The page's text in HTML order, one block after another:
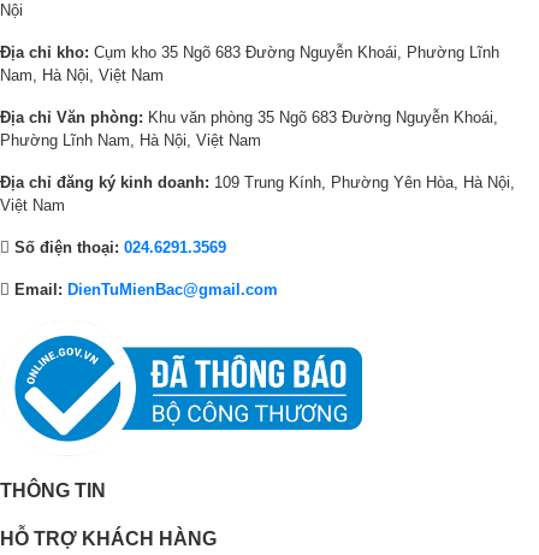
Nội
Địa chỉ kho: Cụm kho 35 Ngõ 683 Đường Nguyễn Khoái, Phường Lĩnh
Nam, Hà Nội, Việt Nam
Địa chỉ Văn phòng: Khu văn phòng 35 Ngõ 683 Đường Nguyễn Khoái,
Phường Lĩnh Nam, Hà Nội, Việt Nam
Địa chỉ đăng ký kinh doanh: 109 Trung Kính, Phường Yên Hòa, Hà Nội,
Việt Nam
Số điện thoại: 024.6291.3569
Email: DienTuMienBac@gmail.com
THÔNG TIN
HỖ TRỢ KHÁCH HÀNG